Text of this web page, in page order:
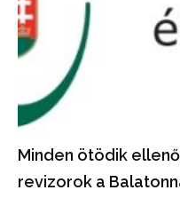
Minden ötödik
revizorok a